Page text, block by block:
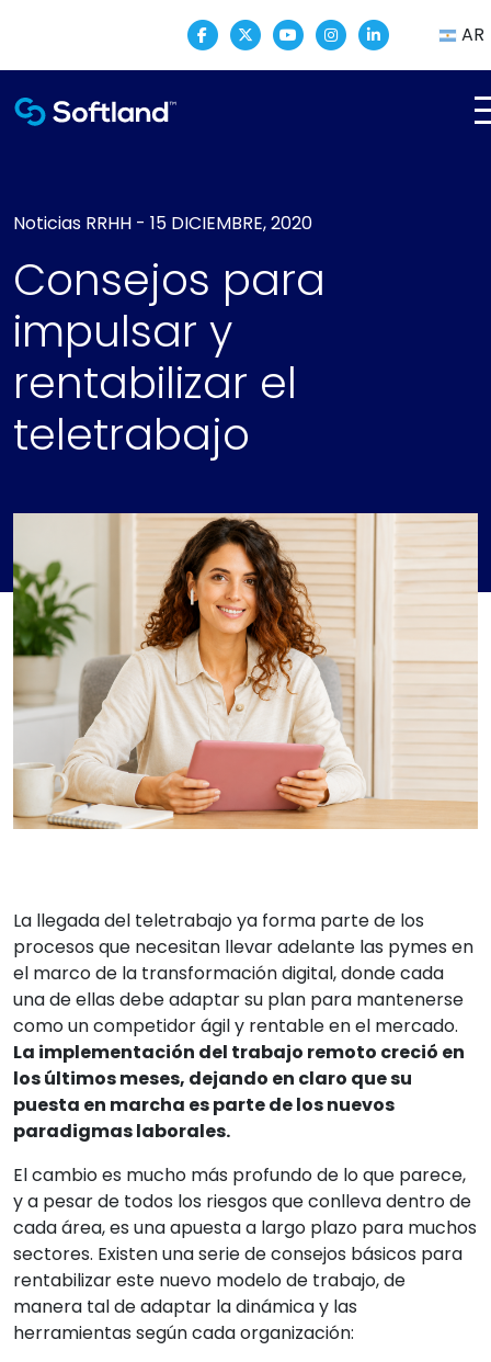
AR
Noticias RRHH - 15 DICIEMBRE, 2020
Consejos para
impulsar y
rentabilizar el
teletrabajo
La llegada del teletrabajo ya forma parte de los
procesos que necesitan llevar adelante las pymes en
el marco de la transformación digital, donde cada
una de ellas debe adaptar su plan para mantenerse
como un competidor ágil y rentable en el mercado.
La implementación del trabajo remoto creció en
los últimos meses, dejando en claro que su
puesta en marcha es parte de los nuevos
paradigmas laborales.
El cambio es mucho más profundo de lo que parece,
y a pesar de todos los riesgos que conlleva dentro de
cada área, es una apuesta a largo plazo para muchos
sectores. Existen una serie de consejos básicos para
rentabilizar este nuevo modelo de trabajo, de
manera tal de adaptar la dinámica y las
herramientas según cada organización: